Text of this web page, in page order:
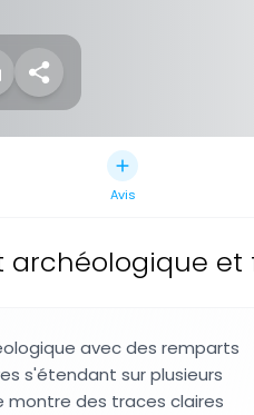
Avis
archéologique et
avec des remparts
s'étendant sur plusieurs
montre des traces claires